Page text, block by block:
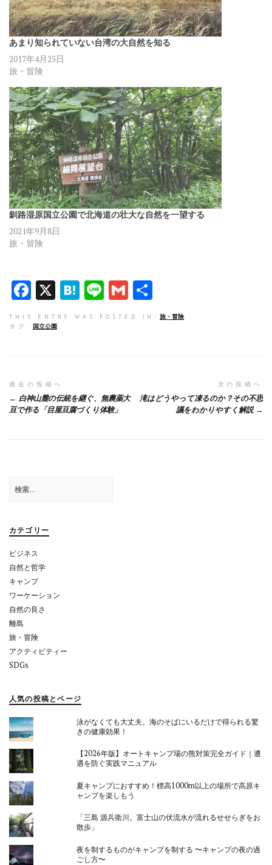
あまり知られていない台湾の大自然を知る
2017年4月25日
旅・冒険
釧路湿原国立公園で北海道の壮大な自然を一望する
2021年9月8日
旅・冒険
F
a
ce
o
k
X H
at
Li
n
G
m 有
THIS ENTRY WAS POSTED IN: 旅・冒険
タグ: 国立公園
投
稿
ー
ョ
ン
過去の投稿へ
白神山麓の伝統を継ぐ、無農薬大
豆で作る「目屋豆腐づくり体験」
次の投稿へ
滝はどうやって凍るのか？その不思
議をわかりやすく解説
索:
カテゴリー
ビジネス
自然と哲学
キャンプ
ワーケーション
自然の良さ
離島
旅・冒険
アクティビティー
SDGs
人気の投稿とページ
泳がなくても大丈夫。海のそばにいるだけで得られる驚
きの健康効果！
【2026年版】オートキャンプ場の熊対策完全ガイド｜遭
遇を防ぐ実践マニュアル
夏キャンプにおすすめ！標高1000m以上の場所で高原キ
ャンプを楽しもう
「三島 源兵衛川。富士山の伏流水が流れるせせらぎをお
散歩」
夜を制するものがキャンプを制する 〜キャンプの夜の過
ごし方〜